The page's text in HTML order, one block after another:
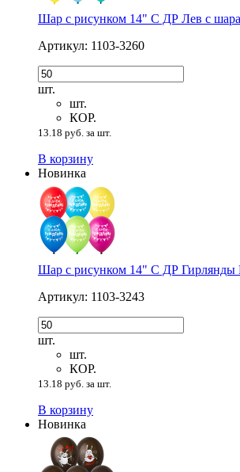
Шар с рисунком 14" С ДР Лев с
Артикул: 1103-3260
шт.
шт.
КОР.
13.18 руб. за шт.
В корзину
Новинка
Шар с рисунком 14" С ДР
Артикул: 1103-3243
шт.
шт.
КОР.
13.18 руб. за шт.
В корзину
Новинка